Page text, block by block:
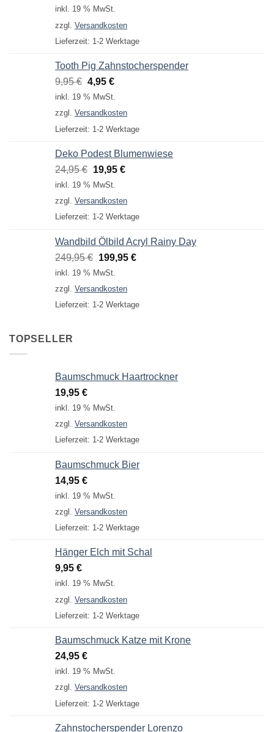
Preis
14,95 €9,95 €.
inkl. 19 % MwSt.
zzgl. Versandkosten
Lieferzeit: 1-2 Werktage
Tooth Pig Zahnstocherspender
9,95€ Ursprünglicher
Preis
9,95 €
4,95 €Aktueller
4,95 €.
inkl. 19 % MwSt.
zzgl. Versandkosten
Lieferzeit: 1-2 Werktage
Deko Podest Blumenwiese
24,95€ Ursprünglicher
Preis
24,95 €
19,95 €Aktueller
19,95 €.
inkl. 19 % MwSt.
zzgl. Versandkosten
Lieferzeit: 1-2 Werktage
Wandbild Ölbild Acryl Rainy Day
249,95€ Ursprünglicher
Preis
249,95 €
199,95 €Aktueller
inkl. 19 % MwSt.
zzgl. Versandkosten
Lieferzeit: 1-2 Werktage
TOPSELLER
Baumschmuck Haartrockner
19,95 €
inkl. 19 % MwSt.
zzgl. Versandkosten
Lieferzeit: 1-2 Werktage
Baumschmuck Bier
14,95 €
inkl. 19 % MwSt.
zzgl. Versandkosten
Lieferzeit: 1-2 Werktage
Hänger Elch mit Schal
9,95 €
inkl. 19 % MwSt.
zzgl. Versandkosten
Lieferzeit: 1-2 Werktage
Baumschmuck Katze mit Krone
24,95 €
inkl. 19 % MwSt.
zzgl. Versandkosten
Lieferzeit: 1-2 Werktage
Zahnstocherspender Lorenzo